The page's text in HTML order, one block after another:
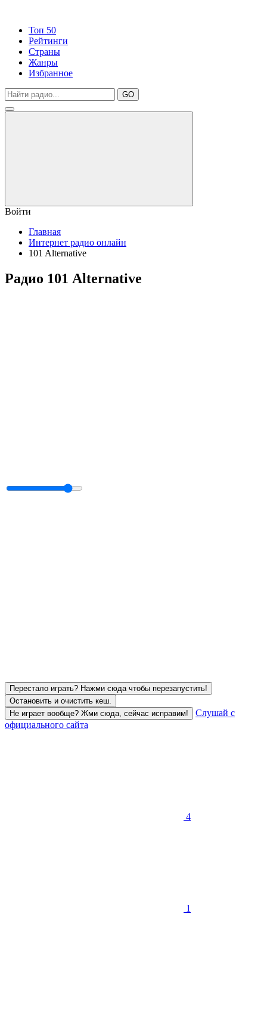
Топ 50
Рейтинги
Страны
Жанры
Избранное
GO
Войти
Главная
Интернет радио онлайн
101 Alternative
Радио 101 Alternative
Перестало играть? Нажми сюда чтобы перезапустить!
Остановить и очистить кеш.
Не играет вообще? Жми сюда, сейчас исправим!
Слушай с
официального сайта
4
1